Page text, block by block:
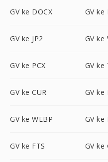
GV ke DOCX GV ke
GV ke JP2 GV ke
GV ke PCX GV ke
GV ke CUR GV ke
GV ke WEBP GV ke
GV ke FTS GV ke